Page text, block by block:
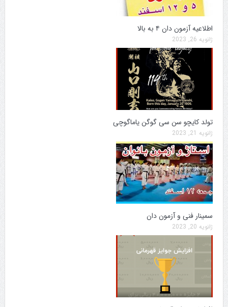
اطلاعیه آزمون دان ۴ به بالا
ژانویه 26, 2023
تولد کایچو سن سی گوگن یاماگوچی
ژانویه 21, 2023
سمینار فنی و آزمون دان
ژانویه 20, 2023